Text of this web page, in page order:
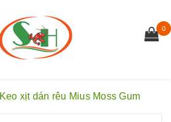
0
Keo xịt dán rêu Mius Moss Gum